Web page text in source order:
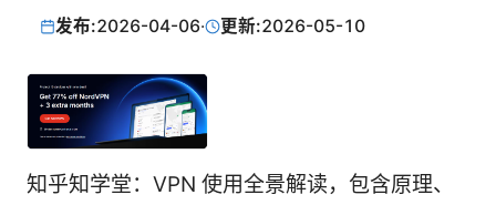
发布:2026-04-06· 更新:2026-05-10
知乎知学堂：VPN 使用全景解读，包含原理、